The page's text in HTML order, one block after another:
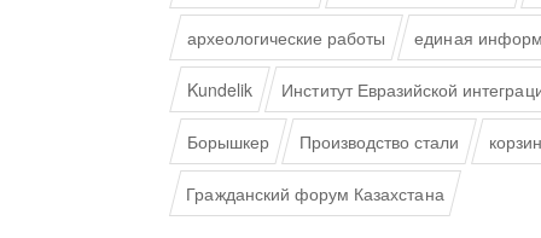
археологические работы единая
Kundelik Институт Евразийской
Борышкер Производство стали
Гражданский форум Казахстана